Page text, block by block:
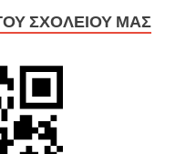
ΣΧΟΛΕΊΟΥ ΜΑΣ